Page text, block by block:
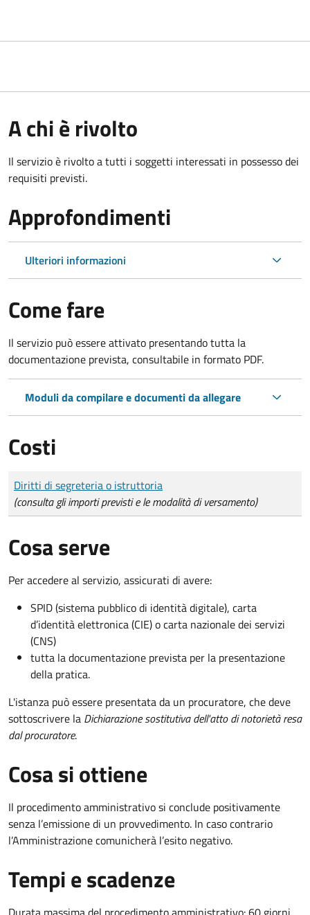
A chi è rivolto
Il servizio è rivolto a tutti i soggetti interessati in possesso dei
requisiti previsti.
Approfondimenti
Ulteriori informazioni
Come fare
Il servizio può essere attivato presentando tutta la
documentazione prevista, consultabile in formato PDF.
Moduli da compilare e documenti da allegare
Costi
Tipo di pagamento
Importo
Diritti di segreteria o istruttoria
(consulta gli importi previsti e le modalità di versamento)
Cosa serve
Per accedere al servizio, assicurati di avere:
SPID (sistema pubblico di identità digitale), carta
d’identità elettronica (CIE) o carta nazionale dei servizi
(CNS)
tutta la documentazione prevista per la presentazione
della pratica.
L'istanza può essere presentata da un procuratore, che deve
sottoscrivere la Dichiarazione sostitutiva dell'atto di notorietà resa
dal procuratore.
Cosa si ottiene
Il procedimento amministrativo si conclude positivamente
senza l’emissione di un provvedimento. In caso contrario
l’Amministrazione comunicherà l’esito negativo.
Tempi e scadenze